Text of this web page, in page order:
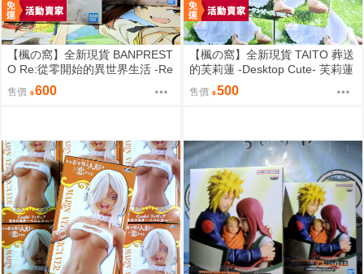
【楓の窩】全新現貨 BANPREST
O Re:從零開始的異世界生活 -Re
lax time- 拉姆 甜蜜天使ver.【日
版】
售價 600
【楓の窩】全新現貨 TAITO 葬送
的芙莉蓮 -Desktop Cute- 芙莉蓮
夏日連身裙ver.【日版】
售價 500